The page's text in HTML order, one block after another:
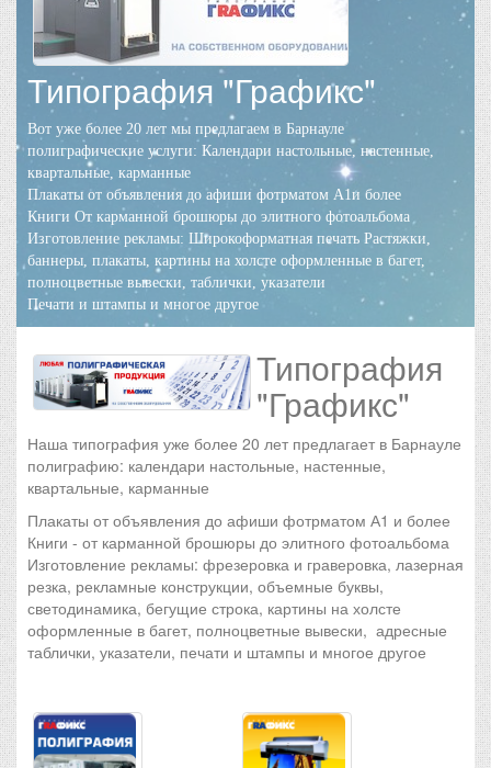
Типография "Графикс"
Вот уже более 20 лет мы предлагаем в Барнауле
полиграфические услуги: Календари настольные, настенные,
квартальные, карманные
Плакаты от объявления до афиши фотрматом А1и более
Книги От карманной брошюры до элитного фотоальбома
Изготовление рекламы: Широкоформатная печать Растяжки,
баннеры, плакаты, картины на холсте оформленные в багет,
полноцветные вывески, таблички, указатели
Печати и штампы и многое другое
Типография
"Графикс"
Наша типография уже более 20 лет предлагает в Барнауле
полиграфию: календари настольные, настенные,
квартальные, карманные
Плакаты от объявления до афиши фотрматом А1 и более
Книги - от карманной брошюры до элитного фотоальбома
Изготовление рекламы: фрезеровка и граверовка, лазерная
резка, рекламные конструкции, объемные буквы,
светодинамика, бегущие строка, картины на холсте
оформленные в багет, полноцветные вывески, адресные
таблички, указатели, печати и штампы и многое другое